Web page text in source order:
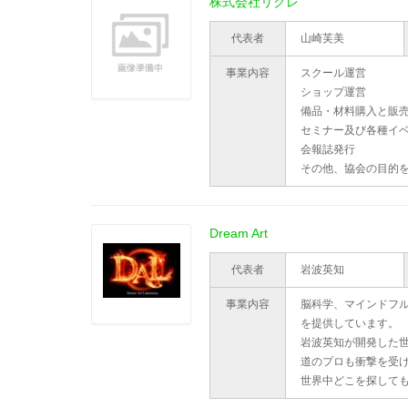
代表者 山崎芙美
事業内容
スクール運営
ショップ運営
備品・材料購入と販
セミナー及び各種イ
会報誌発行
その他、協会の目的
Dream Art
代表者 岩波英知
事業内容
脳科学、マインドフ
を提供しています。
岩波英知が開発した
道のプロも衝撃を受
世界中どこを探して